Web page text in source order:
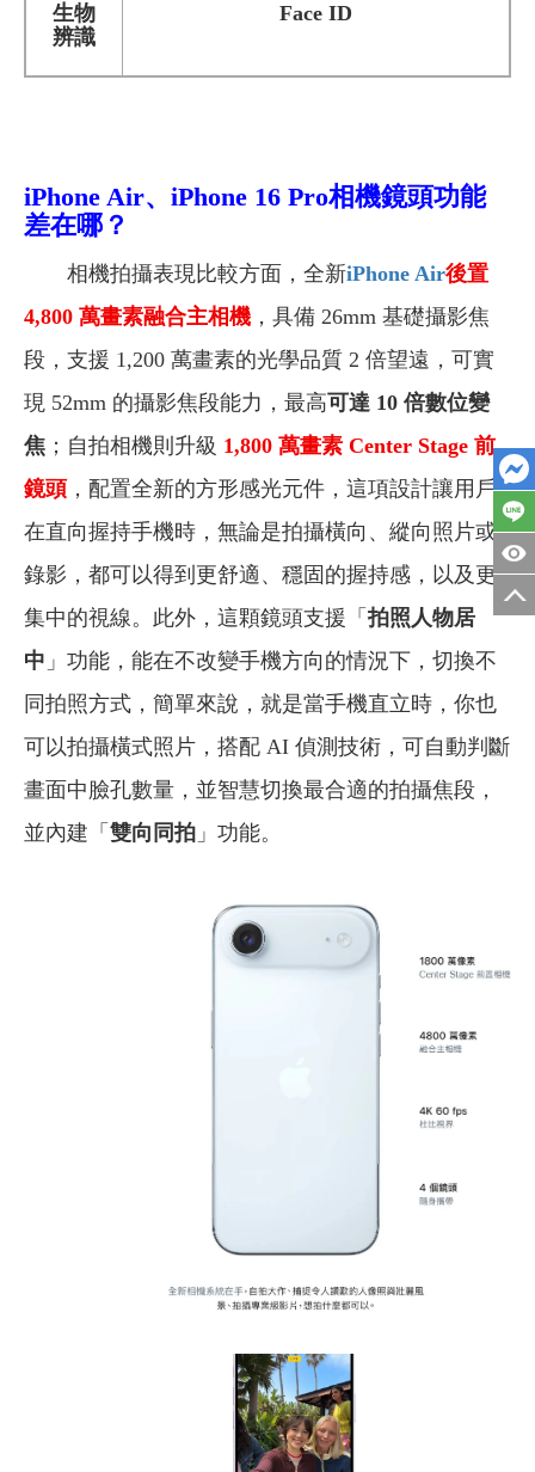
生物
辨識
Face ID
iPhone Air、iPhone 16 Pro相機鏡頭功能
差在哪？
相機拍攝表現比較方面，全新iPhone Air後置
4,800 萬畫素融合主相機 ，具備 26mm 基礎攝影焦
段，支援 1,200 萬畫素的光學品質 2 倍望遠，可實
現 52mm 的攝影焦段能力，最高可達 10 倍數位變
焦 ；自拍相機則升級 1,800 萬畫素 Center Stage 前
鏡頭 ，配置全新的方形感光元件，這項設計讓用戶
在直向握持手機時，無論是拍攝橫向、縱向照片或
錄影，都可以得到更舒適、穩固的握持感，以及更
集中的視線。此外，這顆鏡頭支援「拍照人物居
中 」功能，能在不改變手機方向的情況下，切換不
同拍照方式，簡單來說，就是當手機直立時，你也
可以拍攝橫式照片，搭配 AI 偵測技術，可自動判斷
畫面中臉孔數量，並智慧切換最合適的拍攝焦段，
並內建「 雙向同拍 」功能。